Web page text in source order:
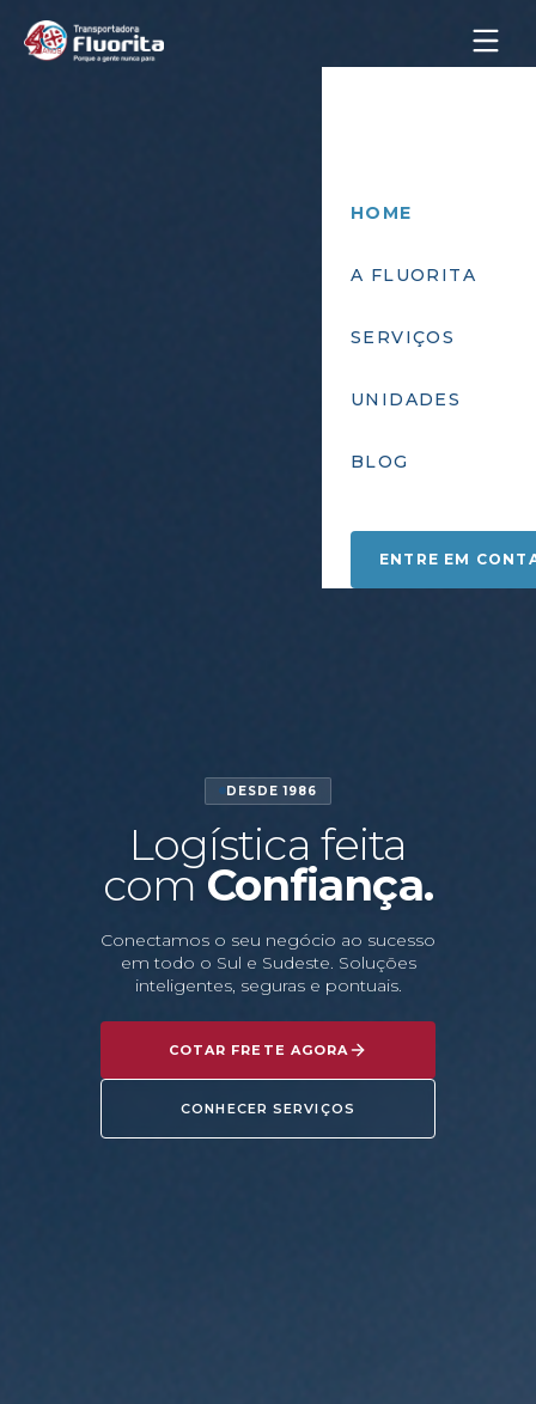
HOME
A FLUORITA
SERVIÇOS
UNIDADES
BLOG
ENTRE EM
DESDE 1986
Logística feita
comConfiança.
Conectamos o seu negócio ao sucesso
em todo o Sul e Sudeste. Soluções
inteligentes, seguras e pontuais.
COTAR FRETE AGORA
CONHECER SERVIÇOS